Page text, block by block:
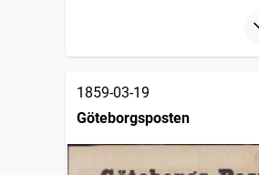
1859-03-19
Göteborgsposten